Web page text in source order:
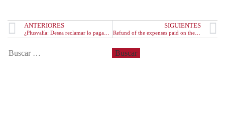
ANTERIORES SIGUIENTES
Refund of the expenses paid on the constitution of the mortgage